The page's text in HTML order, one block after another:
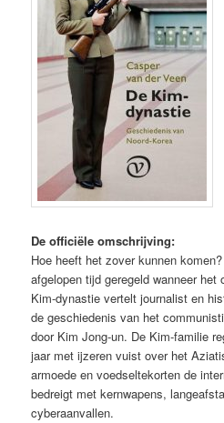
De officiële omschrijving:
Hoe heeft het zover kunnen
afgelopen tijd geregeld wanneer het
Kim-dynastie vertelt journalist en
de geschiedenis van het
door Kim Jong-un. De Kim-familie
jaar met ijzeren vuist over het
armoede en voedseltekorten de
bedreigt met kernwapens,
cyberaanvallen.